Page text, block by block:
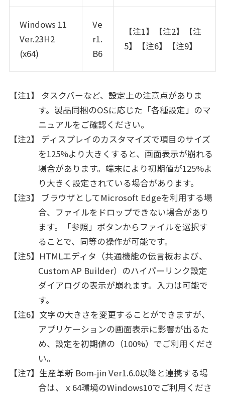
Windows 11
Ver.23H2
(x64)
Ve
r1.
B6
【注1】【注2】【注
5】【注6】【注9】
【注1】 タスクバーなど、設定上の注意点がありま
す。製品同梱のOSに応じた「各種設定」のマ
ニュアルをご確認ください。
【注2】 ディスプレイのカスタマイズで項目のサイズ
を125%より大きくすると、画面表示が崩れる
場合があります。端末により初期値が125%よ
り大きく設定されている場合があります。
【注3】 ブラウザとしてMicrosoft Edgeを利用する場
合、ファイルをドロップできない場合があり
ます。「参照」ボタンからファイルを選択す
ることで、同等の操作が可能です。
【注5】HTMLエディタ（共通機能の伝言板および、
Custom AP Builder）のハイパーリンク設定
ダイアログの表示が崩れます。入力は可能で
す。
【注6】文字の大きさを変更することができますが、
アプリケーションの画面表示に影響が出るた
め、設定を初期値の（100%）でご利用くださ
い。
【注7】生産革新 Bom-jin Ver1.6.0以降と連携する場
合は、ｘ64環境のWindows10でご利用くださ